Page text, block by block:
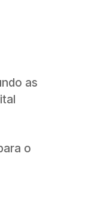
as
o